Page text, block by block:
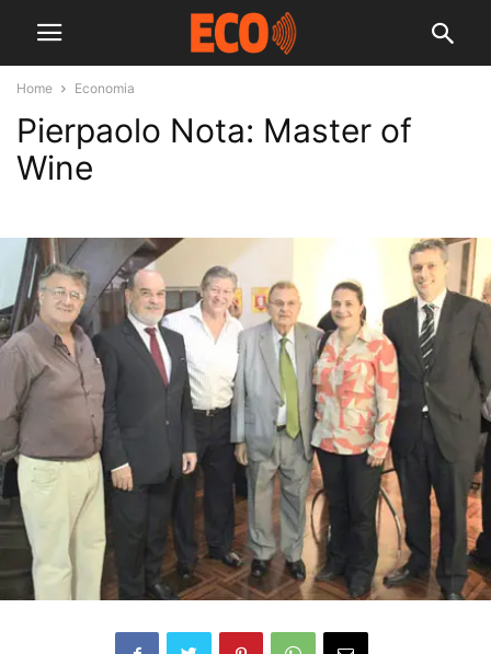
Home Economia
Pierpaolo Nota: Master of
Wine